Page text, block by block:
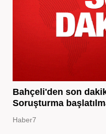
Bahçeli'den son
Soruşturma
Haber7